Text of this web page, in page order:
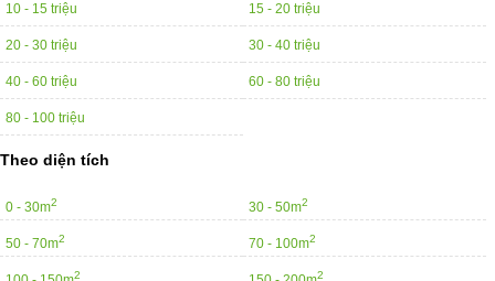
10 - 15 triệu 15 - 20 triệu
20 - 30 triệu 30 - 40 triệu
40 - 60 triệu 60 - 80 triệu
80 - 100 triệu
Theo diện tích
0 - 30m2 30 - 50m2
50 - 70m2 70 - 100m2
2 2